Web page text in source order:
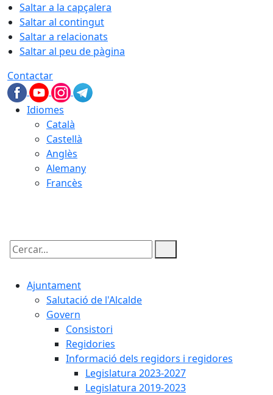
Saltar a la capçalera
Saltar al contingut
Saltar a relacionats
Saltar al peu de pàgina
Contactar
Idiomes
Català
Castellà
Anglès
Alemany
Francès
Cercar:
Ajuntament
Salutació de l'Alcalde
Govern
Consistori
Regidories
Informació dels regidors i regidores
Legislatura 2023-2027
Legislatura 2019-2023